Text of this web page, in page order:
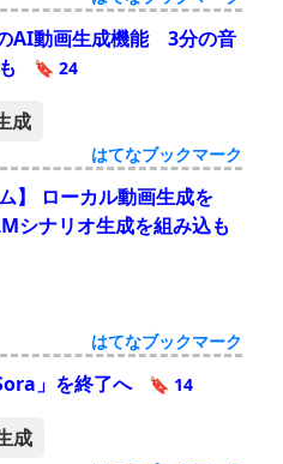
AI動画生成機能 3分の音
🔖 24
成
はてなブックマーク
】 ローカル動画生成を
ナリオ生成を組み込も
はてなブックマーク
」を終了へ 🔖 14
成